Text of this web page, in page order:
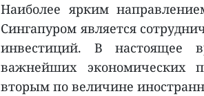
Наиболее ярким
Сингапуром является
инвестиций. В настоящее
важнейших экономических
вторым по величине